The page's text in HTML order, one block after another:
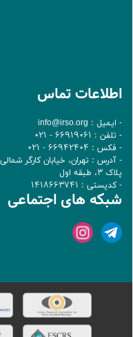
اطلاعات تماس
- ایمیل : info@irso.org
- تلفن : 66919061 - 021
- فکس : 66942404 - 021
- آدرس : تهران، خيابان کارگر
پلاک 3، طبقه اول
- کدپستی : 1418663741
شبکه های اجتماعی